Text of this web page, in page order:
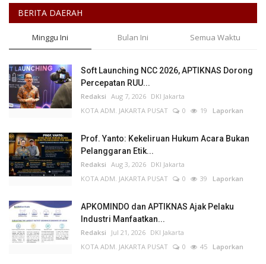
BERITA DAERAH
Minggu Ini Bulan Ini Semua Waktu
Soft Launching NCC 2026, APTIKNAS Dorong
Percepatan RUU...
Redaksi Aug 7, 2026 DKI Jakarta
KOTA ADM. JAKARTA PUSAT
0 19 Laporkan
Prof. Yanto: Kekeliruan Hukum Acara Bukan
Pelanggaran Etik...
Redaksi Aug 3, 2026 DKI Jakarta
KOTA ADM. JAKARTA PUSAT
0 39 Laporkan
APKOMINDO dan APTIKNAS Ajak Pelaku
Industri Manfaatkan...
Redaksi Jul 21, 2026 DKI Jakarta
KOTA ADM. JAKARTA PUSAT
0 45 Laporkan